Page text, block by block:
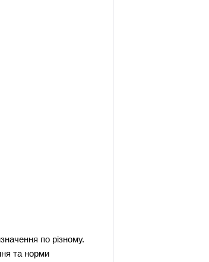
по різному.
та норми